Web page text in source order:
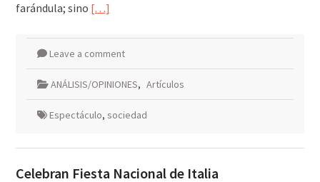
farándula; sino […]
Leave a comment
ANÁLISIS/OPINIONES, Artículos
Espectáculo, sociedad
Celebran Fiesta Nacional de Italia